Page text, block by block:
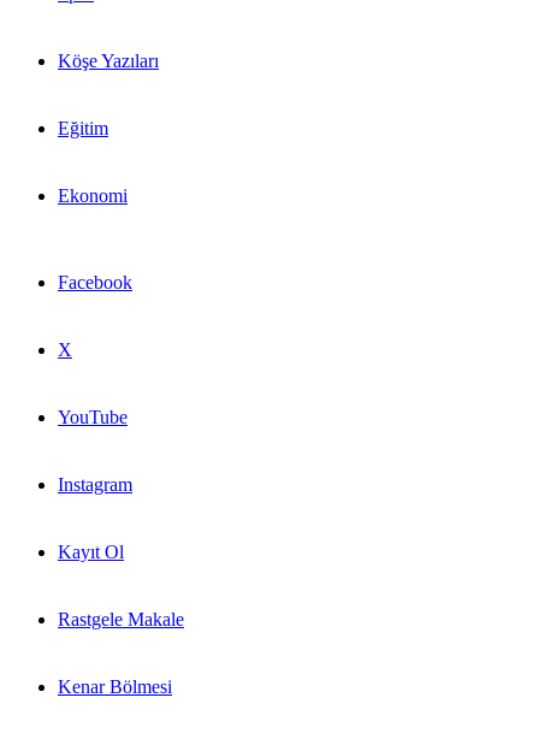
Köşe Yazıları
Eğitim
Ekonomi
Facebook
X
YouTube
Instagram
Kayıt Ol
Rastgele Makale
Kenar Bölmesi